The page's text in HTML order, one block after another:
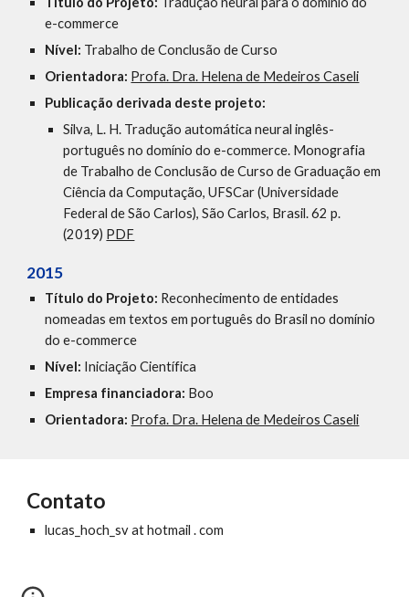
e-commerce
Nível: Trabalho de Conclusão de Curso
Orientadora: Profa. Dra. Helena de Medeiros Caseli
Publicação derivada deste projeto:
Silva, L. H. Tradução automática neural inglês-
português no domínio do e-commerce. Monografia
de Trabalho de Conclusão de Curso de Graduação em
Ciência da Computação, UFSCar (Universidade
Federal de São Carlos), São Carlos, Brasil. 62 p.
(2019) PDF
2015
Título do Projeto: Reconhecimento de entidades
nomeadas em textos em português do Brasil no domínio
do e-commerce
Nível: Iniciação Científica
Empresa financiadora: Boo
Orientadora: Profa. Dra. Helena de Medeiros Caseli
Contato
lucas_hoch_sv at hotmail . com